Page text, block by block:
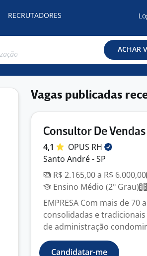
RECRUTADORES
ACHAR
Vagas publicadas
Consultor De Vendas
4,1 OPUS RH
Santo André - SP
R$ 2.165,00 a R$ 6.000,00
Ensino Médio (2º Grau)
EMPRESA Com mais de
consolidadas e
de administração
Candidatar-me